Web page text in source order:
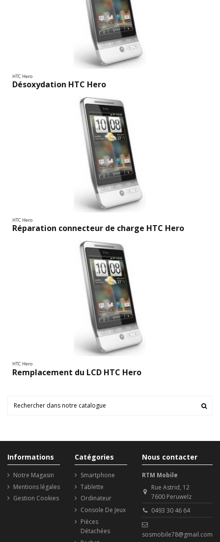
HTC Hero
Désoxydation HTC Hero
HTC Hero
Réparation connecteur de charge HTC Hero
HTC Hero
Remplacement du LCD HTC Hero
Informations
Notre Magasin
Mentions légales
Gestion Cookies
Catégories
Smartphone
Tablette
Ordinateur
Console De Jeux
Pièces
Détachées
Nous contacter
RTM Mobile
Rue Astrid, 12
7600 Peruwelz
0493 30 46 64
sosmobile78@gmail.com